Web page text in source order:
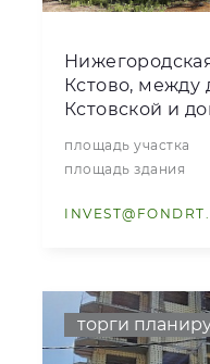
Кстово, между
Кстовской и
площадь участка
площадь здания
торги